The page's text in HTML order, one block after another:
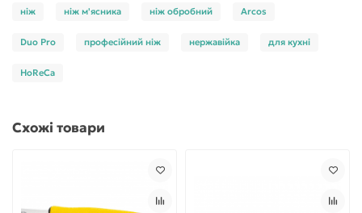
ніж ніж м'ясника ніж обробний Arcos
Duo Pro професійний ніж нержавійка для кухні
HoReCa
Схожі товари